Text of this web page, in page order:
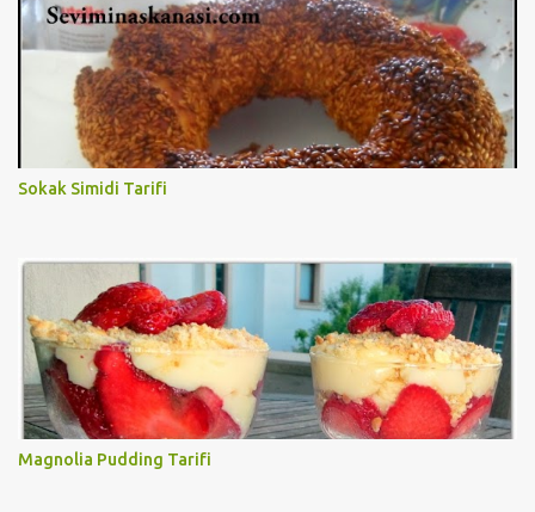
Sokak Simidi Tarifi
Magnolia Pudding Tarifi